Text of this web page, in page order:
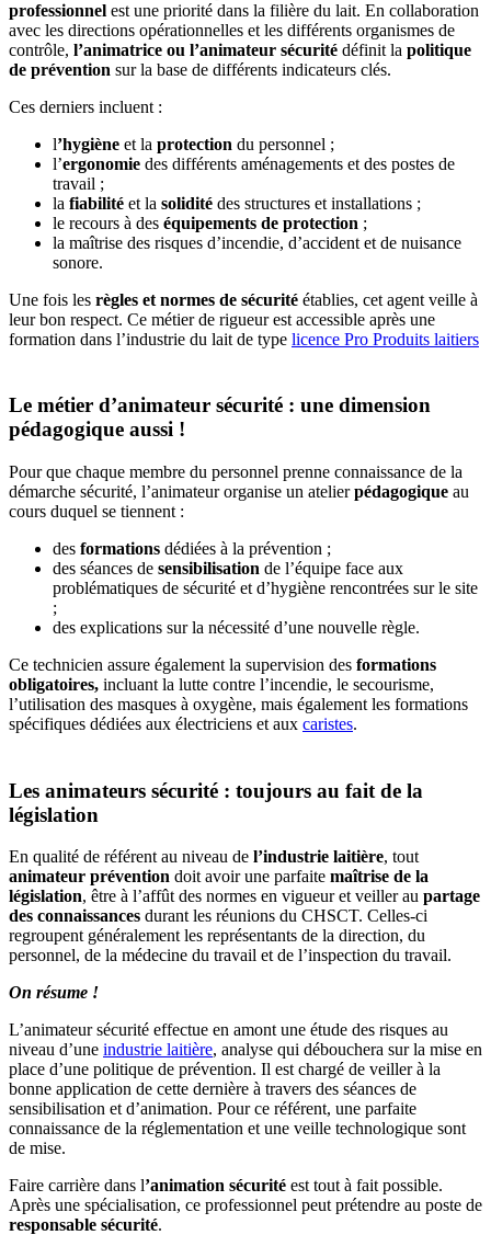
professionnel est une priorité dans la filière du lait. En collaboration
avec les directions opérationnelles et les différents organismes de
contrôle, l’animatrice ou l’animateur sécurité définit la politique
de prévention sur la base de différents indicateurs clés.
Ces derniers incluent :
l’hygiène et la protection du personnel ;
l’ergonomie des différents aménagements et des postes de
travail ;
la fiabilité et la solidité des structures et installations ;
le recours à des équipements de protection ;
la maîtrise des risques d’incendie, d’accident et de nuisance
sonore.
Une fois les règles et normes de sécurité établies, cet agent veille à
leur bon respect. Ce métier de rigueur est accessible après une
formation dans l’industrie du lait de type licence Pro Produits laitiers
Le métier d’animateur sécurité : une dimension
pédagogique aussi !
Pour que chaque membre du personnel prenne connaissance de la
démarche sécurité, l’animateur organise un atelierpédagogique au
cours duquel se tiennent :
des formations dédiées à la prévention ;
des séances de sensibilisation de l’équipe face aux
problématiques de sécurité et d’hygiène rencontrées sur le site
;
des explications sur la nécessité d’une nouvelle règle.
Ce technicien assure également la supervision des formations
obligatoires, incluant la lutte contre l’incendie, le secourisme,
l’utilisation des masques à oxygène, mais également les formations
spécifiques dédiées aux électriciens et aux caristes.
Les animateurs sécurité : toujours au fait de la
législation
En qualité de référent au niveau de l’industrie laitière, tout
animateur prévention doit avoir une parfaite maîtrise de la
législation, être à l’affût des normes en vigueur et veiller au partage
des connaissances durant les réunions du CHSCT. Celles-ci
regroupent généralement les représentants de la direction, du
personnel, de la médecine du travail et de l’inspection du travail.
On résume !
L’animateur sécurité effectue en amont une étude des risques au
niveau d’une industrie laitière, analyse qui débouchera sur la mise en
place d’une politique de prévention. Il est chargé de veiller à la
bonne application de cette dernière à travers des séances de
sensibilisation et d’animation. Pour ce référent, une parfaite
connaissance de la réglementation et une veille technologique sont
de mise.
Faire carrière dans l’animation sécurité est tout à fait possible.
Après une spécialisation, ce professionnel peut prétendre au poste de
responsable sécurité.